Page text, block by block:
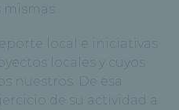
local e iniciativas
locales y cuyos
nuestros. De esa
de su actividad a